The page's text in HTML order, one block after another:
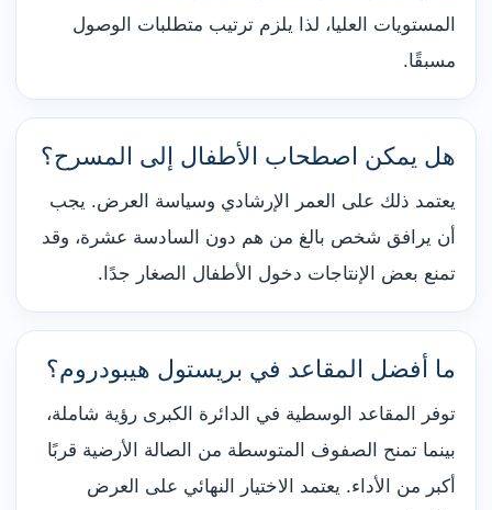
المستويات العليا، لذا يلزم ترتيب متطلبات الوصول
مسبقًا.
هل يمكن اصطحاب الأطفال إلى المسرح؟
يعتمد ذلك على العمر الإرشادي وسياسة العرض. يجب
أن يرافق شخص بالغ من هم دون السادسة عشرة، وقد
تمنع بعض الإنتاجات دخول الأطفال الصغار جدًا.
ما أفضل المقاعد في بريستول هيبودروم؟
توفر المقاعد الوسطية في الدائرة الكبرى رؤية شاملة،
بينما تمنح الصفوف المتوسطة من الصالة الأرضية قربًا
أكبر من الأداء. يعتمد الاختيار النهائي على العرض